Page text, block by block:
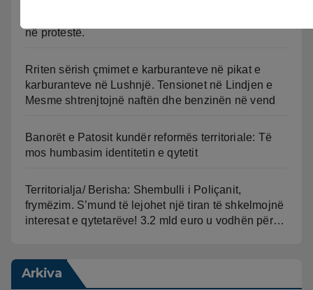
në protestë.
Rriten sërish çmimet e karburanteve në pikat e
karburanteve në Lushnjë. Tensionet në Lindjen e
Mesme shtrenjtojnë naftën dhe benzinën në vend
Banorët e Patosit kundër reformës territoriale: Të
mos humbasim identitetin e qytetit
Territorialja/ Berisha: Shembulli i Poliçanit,
frymëzim. S’mund të lejohet një tiran të shkelmojnë
interesat e qytetarëve! 3.2 mld euro u vodhën për…
Arkiva